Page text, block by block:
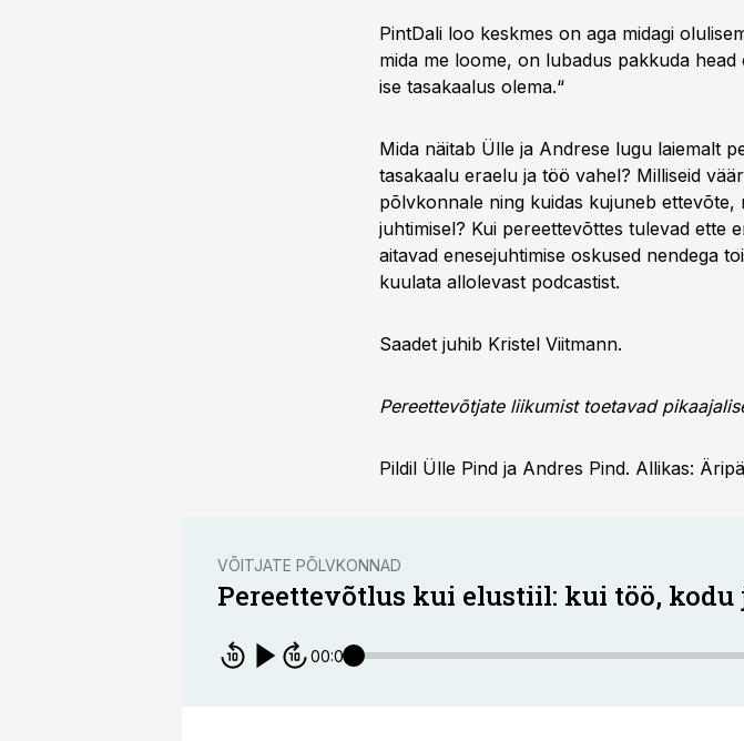
PintDali loo keskmes on aga midagi
mida me loome, on lubadus pakkuda
ise tasakaalus olema.“
Mida näitab Ülle ja Andrese lugu laiemalt
tasakaalu eraelu ja töö vahel? Milliseid
põlvkonnale ning kuidas kujuneb ettevõte,
juhtimisel? Kui pereettevõttes tulevad ette
aitavad enesejuhtimise oskused nendega
kuulata allolevast podcastist.
Saadet juhib Kristel Viitmann.
Pereettevõtjate liikumist toetavad
Pildil Ülle Pind ja Andres Pind. Allikas:
VÕITJATE PÕLVKONNAD
Pereettevõtlus kui elustiil: kui töö,
00:00